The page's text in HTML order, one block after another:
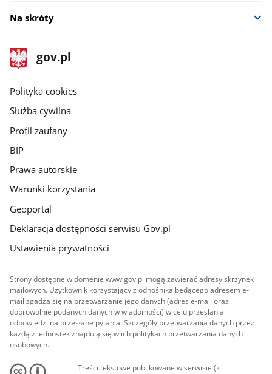
Na skróty
stopka
gov.pl
Strona
gov.pl
gov.pl
Polityka cookies
Służba cywilna
Profil zaufany
BIP
Prawa autorskie
Warunki korzystania
Geoportal
Deklaracja dostępności serwisu Gov.pl
Ustawienia prywatności
Strony dostępne w domenie www.gov.pl mogą zawierać adresy skrzynek
mailowych. Użytkownik korzystający z odnośnika będącego adresem e-
mail zgadza się na przetwarzanie jego danych (adres e-mail oraz
dobrowolnie podanych danych w wiadomości) w celu przesłania
odpowiedzi na przesłane pytania. Szczegóły przetwarzania danych przez
każdą z jednostek znajdują się w ich politykach przetwarzania danych
osobowych.
Treści tekstowe publikowane w serwisie (z